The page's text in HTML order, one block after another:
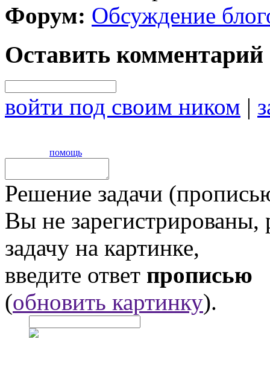
Форум: Обсуждение
Оставить комментарий
войти под своим ником |
помощь
Решение задачи
Вы не
задачу на картинке,
введите ответ прописью
(обновить картинку).